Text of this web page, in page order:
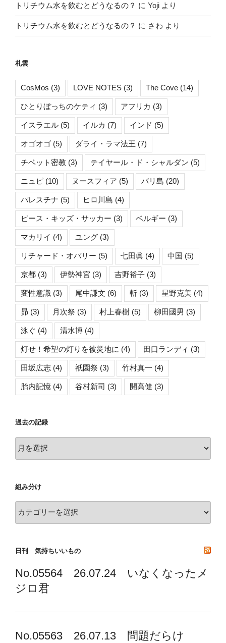
トリチウム水を飲むとどうなるの？ に Yoji より
トリチウム水を飲むとどうなるの？ に さわ より
札雲
CosMos (3) LOVE NOTES (3) The Cove (14)
ひとりぼっちのケティ (3) アフリカ (3)
イスラエル (5) イルカ (7) インド (5)
オゴオゴ (5) ダライ・ラマ法王 (7)
チベット密教 (3) テイヤール・ド・シャルダン (5)
ニュピ (10) ヌースフィア (5) バリ島 (20)
パレスチナ (5) ヒロ川島 (4)
ピース・キッズ・サッカー (3) ベルギー (3)
マカリイ (4) ユング (3)
リチャード・オバリー (5) 七田眞 (4) 中国 (5)
京都 (3) 伊勢神宮 (3) 吉野裕子 (3)
変性意識 (3) 尾中謙文 (6) 斬 (3) 星野克美 (4)
昴 (3) 月次祭 (3) 村上春樹 (5) 柳田國男 (3)
泳ぐ (4) 清水博 (4)
灯せ！希望の灯りを被災地に (4) 田口ランディ (3)
田坂広志 (4) 祇園祭 (3) 竹村真一 (4)
胎内記憶 (4) 谷村新司 (3) 開高健 (3)
過去の記録
去
録
組み分け
み
日刊 気持ちいいもの
No.05564 26.07.24 いなくなったメ
ジロ君
No.05563 26.07.13 問題だらけ